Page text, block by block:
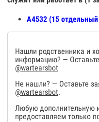
А4532 (15
Нашли родственника и
информацию? —
@wartearsbot
Не нашли? — Оставьте
@wartearsbot.
Любую
предоставляем только